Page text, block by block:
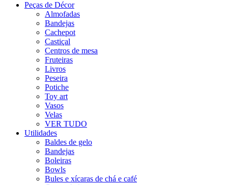
Peças de Décor
Almofadas
Bandejas
Cachepot
Castiçal
Centros de mesa
Fruteiras
Livros
Peseira
Potiche
Toy art
Vasos
Velas
VER TUDO
Utilidades
Baldes de gelo
Bandejas
Boleiras
Bowls
Bules e xícaras de chá e café